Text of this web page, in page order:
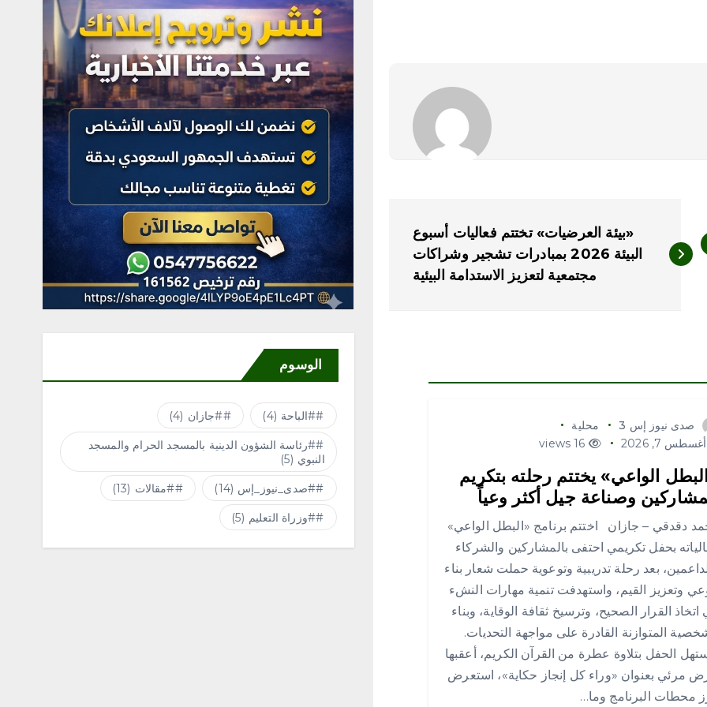
‏«بيئة العرضيات» تختتم فعاليات أسبوع
البيئة 2026 بمبادرات تشجير وشراكات
مجتمعية لتعزيز الاستدامة البيئية
صدى نيوز إس 3
محلية
7, 2026
الواعي» يختتم رحلته بتكريم
وصناعة جيل أكثر وعياً
دقدقي – جازان اختتم برنامج «البطل الواعي»
بحفل تكريمي احتفى بالمشاركين والشركاء
بعد رحلة تدريبية وتوعوية حملت شعار بناء
وتعزيز القيم، واستهدفت تنمية مهارات النشء
القرار الصحيح، وترسيخ ثقافة الوقاية، وبناء
المتوازنة القادرة على مواجهة التحديات.
الحفل بتلاوة عطرة من القرآن الكريم، أعقبها
مرئي بعنوان «وراء كل إنجاز حكاية»، استعرض
محطات البرنامج وما…
الوسوم
#الباحة (4) #جازان (4)
#رئاسة الشؤون الدينية بالمسجد الحرام والمسجد
النبوي (5)
#صدى_نيوز_إس (14) #مقالات (13)
#وزراة التعليم (5)